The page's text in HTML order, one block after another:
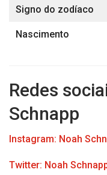
Signo do zodíaco
Nascimento
Redes
Schnapp
Instagram: Noah
Twitter: Noah